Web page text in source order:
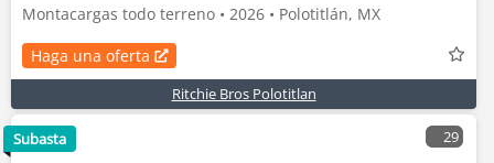
Montacargas todo terreno • 2026 • Polotitlán, MX
Haga una oferta
Ritchie Bros Polotitlan
29
Subasta